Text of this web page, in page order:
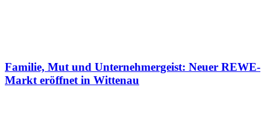
Familie, Mut und Unternehmergeist: Neuer REWE-
Markt eröffnet in Wittenau